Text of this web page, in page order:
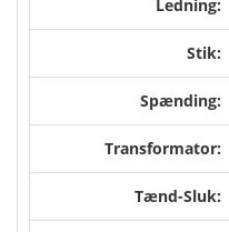
Ledning:
Stik:
Spænding:
Transformator:
Tænd-Sluk: